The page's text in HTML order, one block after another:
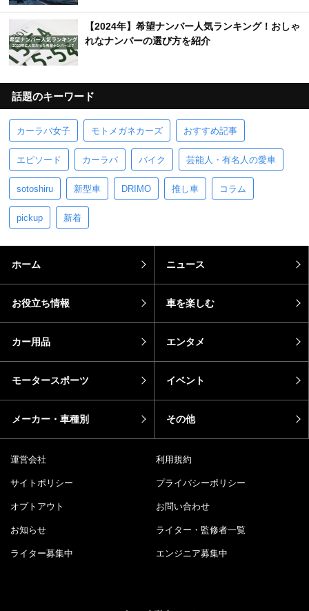
【2024年】希望ナンバー人気ランキング！おしゃ
れなナンバーの選び方を紹介
話題のキーワード
カーラバ女子 モトメガネカーズ おすすめ記事
エピソード カーラバ バイク 芸能人・有名人の愛車
sotoshiru 新型車 DRIMO 推し車 コラム
pickup 新着
ホーム ニュース
お役立ち情報 車を楽しむ
カー用品 エンタメ
モータースポーツ イベント
メーカー・車種別 その他
運営会社 利用規約
サイトポリシー プライバシーポリシー
オプトアウト お問い合わせ
お知らせ ライター・監修者一覧
ライター募集中 エンジニア募集中